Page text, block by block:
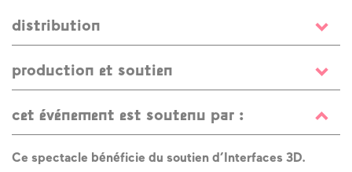
distribution
chorégraphiqueMaëva Curco-Llovera
Dubosc,Adrien Martins, Gwendal Raymond, Jules Martin
/ collaboration musicaleErick Lebeau/ régisseur
/ création lumière
Cédric Nugier(Hexagone) / costumesJuliette Adam
production et soutien
Saint Leu (974) | L’Agence culturelle départementale
Dordogne-Périgord (24) | Théâtre Luc Donat (974) |
Lalanbik- Centre de développement chorégraphique –
cet événement est soutenu par :
Ce spectacle bénéficie du soutien d’Interfaces 3D.